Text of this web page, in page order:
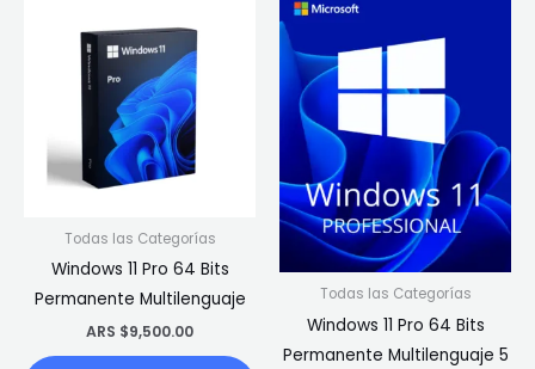
Todas las Categorías
Windows 11 Pro 64 Bits
Permanente Multilenguaje
ARS $9,500.00
Todas las Categorías
Windows 11 Pro 64 Bits
Permanente Multilenguaje 5